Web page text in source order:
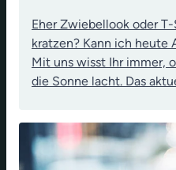
Eher Zwiebellook oder
kratzen? Kann ich heute
Mit uns wisst Ihr immer,
die Sonne lacht. Das